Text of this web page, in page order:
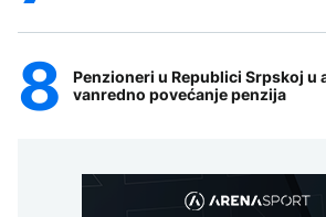
Penzioneri u Republici Srpskoj u
vanredno povećanje penzija